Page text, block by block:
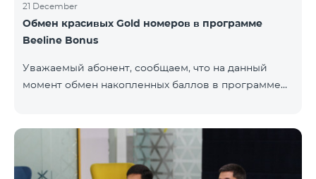
21 December
Обмен красивых Gold номеров в программе
Beeline Bonus
Уважаемый абонент, сообщаем, что на данный
момент обмен накопленных баллов в программе
категорий: Nickel, Bronze, Silver, Platinum.